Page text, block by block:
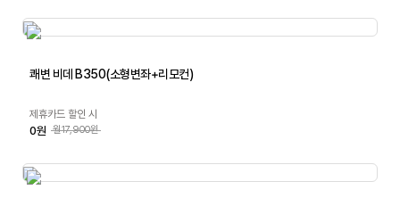
쾌변 비데 B350(소형변좌+리모컨)
제휴카드 할인 시
0원 월17,900원